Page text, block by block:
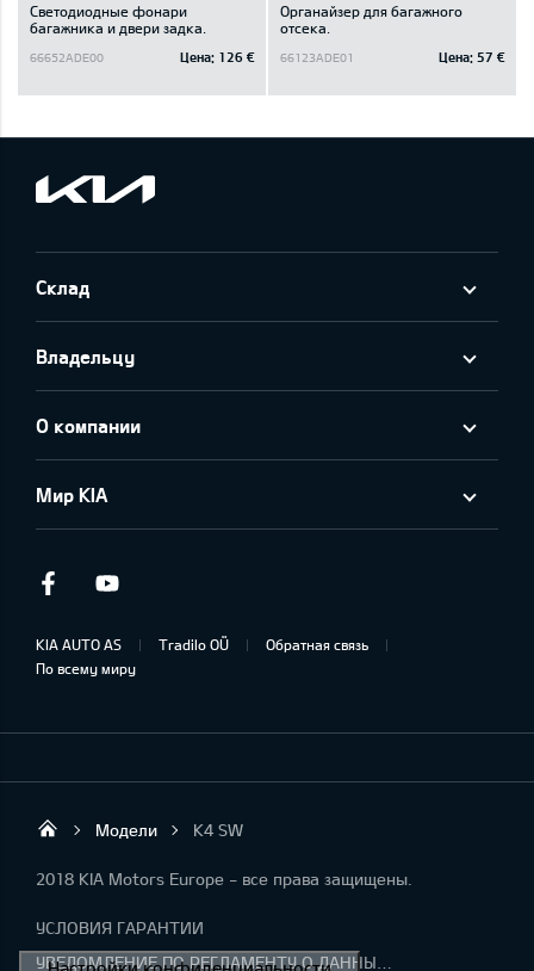
Светодиодные фонари
багажника и двери задка.
66652ADE00 Цена: 126 €
Oрганайзер для багажного
отсека.
66123ADE01 Цена: 57 €
Склад
Владельцу
О компании
Мир KIA
Facebook
KIA AUTO AS Tradilo OÜ
Обратная связь
По всему миру
Tradilo OÜ
Модели K4 SW
2018 KIA Motors Europe - все права защищены.
УСЛОВИЯ ГАРАНТИИ